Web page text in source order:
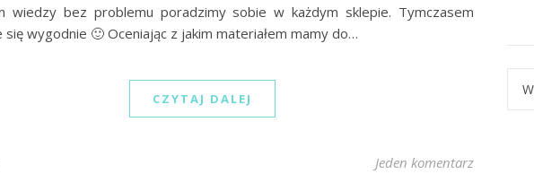
wiedzy bez problemu poradzimy sobie w każdym sklepie. Tymczasem
się wygodnie 🙂 Oceniając z jakim materiałem mamy do…
CZYTAJ DALEJ
Jeden komentarz